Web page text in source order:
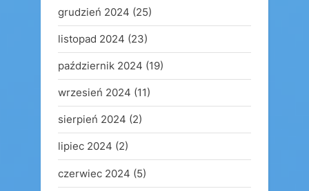
grudzień 2024 (25)
listopad 2024 (23)
październik 2024 (19)
wrzesień 2024 (11)
sierpień 2024 (2)
lipiec 2024 (2)
czerwiec 2024 (5)